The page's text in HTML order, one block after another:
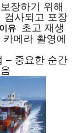
장하기 위해
검사되고 포장
유
초고 재생
메라 촬영에
– 중요한 순간